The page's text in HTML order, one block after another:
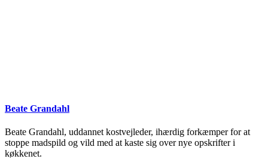
Beate Grandahl
Beate Grandahl, uddannet kostvejleder, ihærdig forkæmper for at
stoppe madspild og vild med at kaste sig over nye opskrifter i
køkkenet.